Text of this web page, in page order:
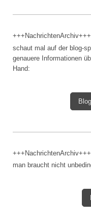
+++NachrichtenArchiv+++
schaut mal auf der blog-
genauere Informationen
Hand:
man braucht nicht